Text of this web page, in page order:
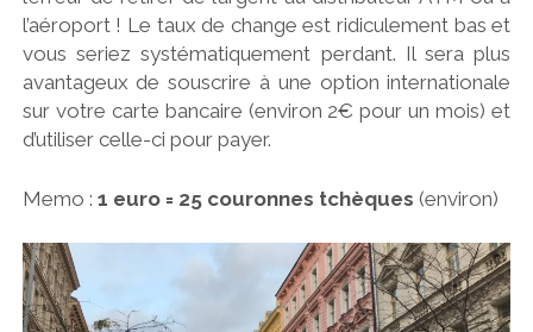
l’aéroport ! Le taux de change est ridiculement bas et
vous seriez systématiquement perdant. Il sera plus
avantageux de souscrire à une option internationale
sur votre carte bancaire (environ 2€ pour un mois) et
d’utiliser celle-ci pour payer.
Memo : 1 euro = 25 couronnes tchèques (environ)